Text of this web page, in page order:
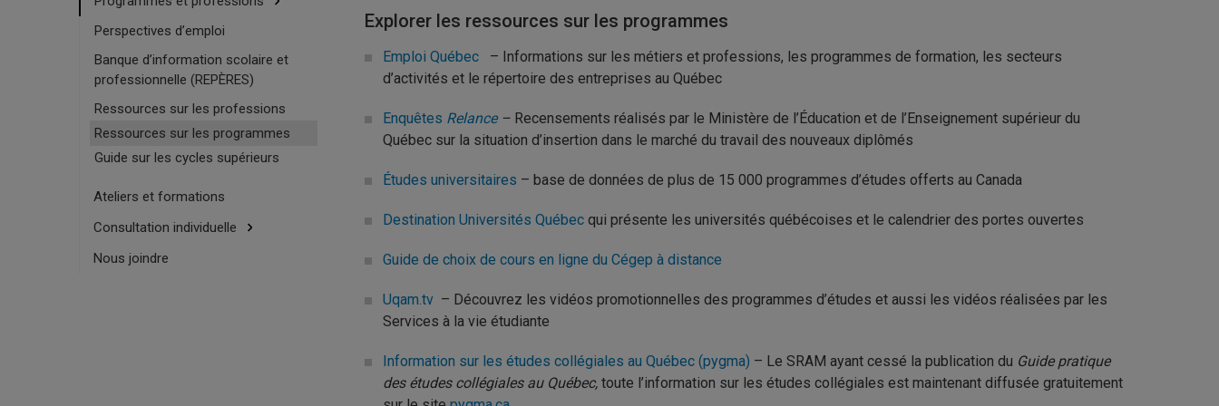
Perspectives d’emploi
Banque d’information scolaire et
professionnelle (REPÈRES)
Ressources sur les professions
Ressources sur les programmes
Guide sur les cycles supérieurs
Ateliers et formations
Consultation individuelle
Nous joindre
Explorer les ressources sur les programmes
Emploi Québec
– Informations sur les métiers et professions, les programmes de formation, les secteurs
d’activités et le répertoire des entreprises au Québec
Enquêtes Relance– Recensements réalisés par le Ministère de l’Éducation et de l’Enseignement supérieur du
Québec sur la situation d’insertion dans le marché du travail des nouveaux diplômés
Études universitaires – base de données de plus de 15 000 programmes d’études offerts au Canada
Destination Universités Québec qui présente les universités québécoises et le calendrier des portes ouvertes
Guide de choix de cours en ligne du Cégep à distance
Uqam.tv – Découvrez les vidéos promotionnelles des programmes d’études et aussi les vidéos réalisées par les
Services à la vie étudiante
Information sur les études collégiales au Québec (pygma) – Le SRAM ayant cessé la publication du Guide pratique
des études collégiales au Québec, toute l’information sur les études collégiales est maintenant diffusée gratuitement